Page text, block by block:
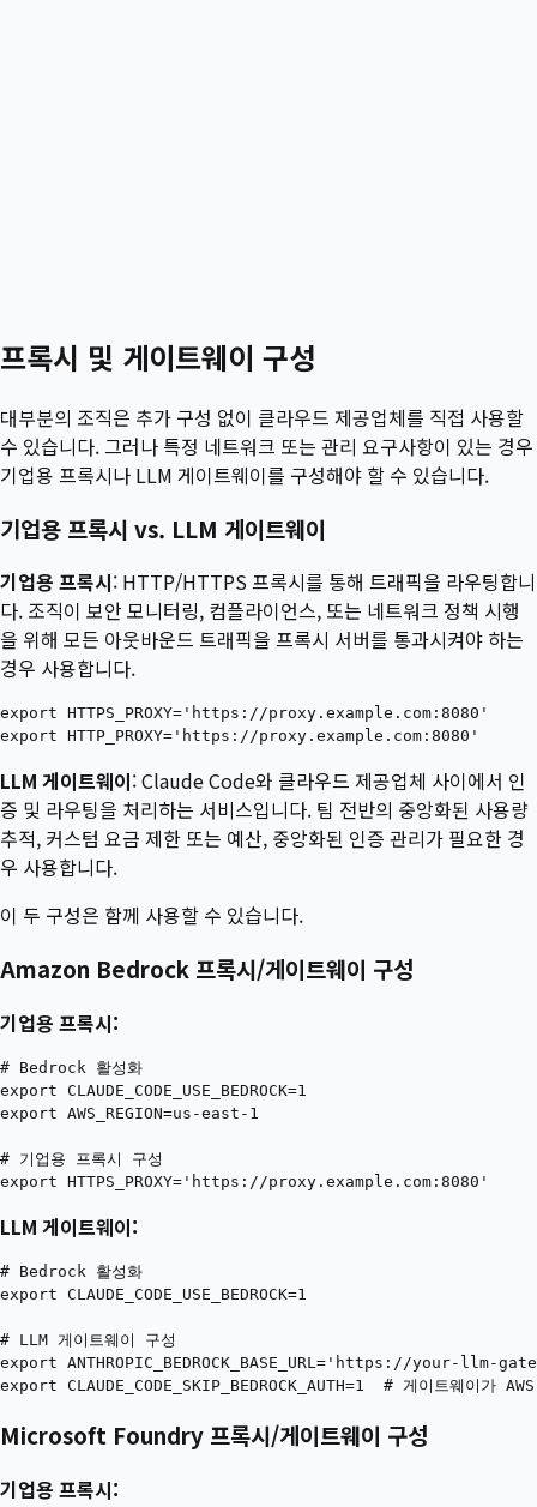
프록시 및 게이트웨이 구성
대부분의 조직은 추가 구성 없이 클라우드 제공업체를 직접 사용할
수 있습니다. 그러나 특정 네트워크 또는 관리 요구사항이 있는 경우
기업용 프록시나 LLM 게이트웨이를 구성해야 할 수 있습니다.
기업용 프록시 vs. LLM 게이트웨이
기업용 프록시: HTTP/HTTPS 프록시를 통해 트래픽을 라우팅합니
다. 조직이 보안 모니터링, 컴플라이언스, 또는 네트워크 정책 시행
을 위해 모든 아웃바운드 트래픽을 프록시 서버를 통과시켜야 하는
경우 사용합니다.
export HTTPS_PROXY='https://proxy.example.com:8080'
LLM 게이트웨이: Claude Code와 클라우드 제공업체 사이에서 인
증 및 라우팅을 처리하는 서비스입니다. 팀 전반의 중앙화된 사용량
추적, 커스텀 요금 제한 또는 예산, 중앙화된 인증 관리가 필요한 경
우 사용합니다.
이 두 구성은 함께 사용할 수 있습니다.
Amazon Bedrock 프록시/게이트웨이 구성
기업용 프록시:
# Bedrock 활성화
export CLAUDE_CODE_USE_BEDROCK=1
export AWS_REGION=us-east-1
# 기업용 프록시 구성
LLM 게이트웨이:
# Bedrock 활성화
export CLAUDE_CODE_USE_BEDROCK=1
# LLM 게이트웨이 구성
export ANTHROPIC_BEDROCK_BASE_URL='https://your-llm-
Microsoft Foundry 프록시/게이트웨이 구성
기업용 프록시: